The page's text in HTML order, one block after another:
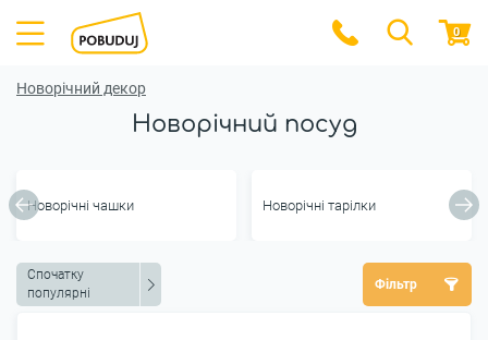
0
Новорічний декор
Новорічний посуд
Новорічні чашки Новорічні тарілки
Спочатку
популярні
Фільтр